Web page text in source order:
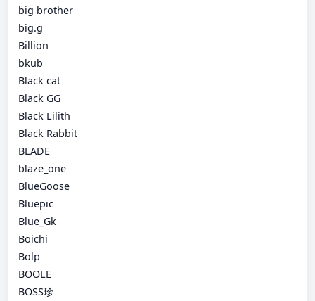
big brother
big.g
Billion
bkub
Black cat
Black GG
Black Lilith
Black Rabbit
BLADE
blaze_one
BlueGoose
Bluepic
Blue_Gk
Boichi
Bolp
BOOLE
BOSS珍